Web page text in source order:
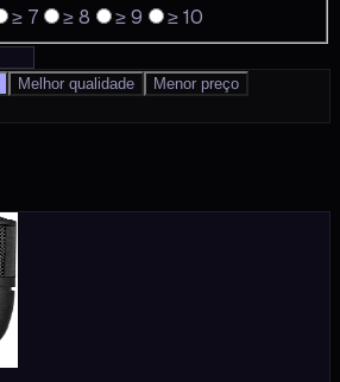
≥ 7 ≥ 8 ≥ 9 ≥ 10
Melhor qualidade
Menor preço